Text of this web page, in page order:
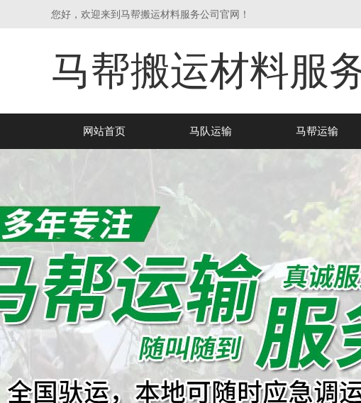
您好，欢迎来到马帮搬运材料服务公司官网！
马帮搬运材料服
网站首页 马队运输 马帮运输